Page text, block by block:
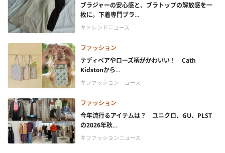
ブラジャーの安心感と、ブラトップの解放感を一
枚に。下着専門ブラ...
＃トレンドニュース
ファッション
テディベアやローズ柄がかわいい！ Cath
Kidstonから...
＃ファッションニュース
ファッション
今年流行るアイテムは？ ユニクロ、GU、PLST
の2026年秋...
＃ファッションニュース